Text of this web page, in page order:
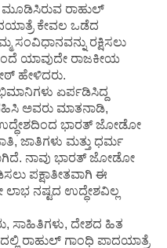
ಮೂಡಿಸಿರುವ ರಾಹುಲ್
ಕೇವಲ ಒಡೆದ
ಸಂವಿಧಾನವನ್ನು ರಕ್ಷಿಸಲು
ಯಾವುದೇ ರಾಜಕೀಯ
ಹೇಳಿದರು.
ಏರ್ಪಡಿಸಿದ್ದ
ಅವರು ಮಾತನಾಡಿ,
ಭಾರತ್ ಜೋಡೋ
ಜಾತಿಗಳು ಮತ್ತು ಧರ್ಮ
ನಾವು ಭಾರತ್ ಜೋಡೋ
ಪಕ್ಷಾತೀತವಾಗಿ ಈ
ಲಾಭ ನಷ್ಟದ ಉದ್ಧೇಶವಿಲ್ಲ
ಸಾಹಿತಿಗಳು, ದೇಶದ ಹಿತ
ರಾಹುಲ್ ಗಾಂಧಿ ಪಾದಯಾತ್ರೆ